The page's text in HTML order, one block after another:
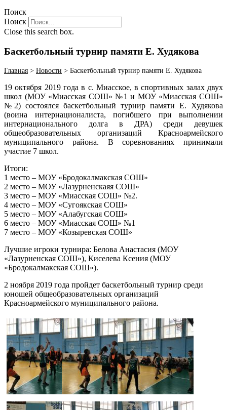
Поиск
Поиск
Close this search box.
Баскетбольный турнир памяти Е. Худякова
Главная > Новости > Баскетбольный турнир памяти Е. Худякова
19 октября 2019 года в с. Миасское, в спортивных залах двух
школ (МОУ «Миасская СОШ» №1 и МОУ «Миасская СОШ»
№2) состоялся баскетбольный турнир памяти Е. Худякова
(воина интернационалиста, погибшего при выполнении
интернационального долга в ДРА) среди девушек
общеобразовательных организаций Красноармейского
муниципального района. В соревнованиях принимали
участие 7 школ.
Итоги:
1 место – МОУ «Бродокалмакская СОШ»
2 место – МОУ «Лазурненскаяя СОШ»
3 место – МОУ «Миасская СОШ» №2.
4 место – МОУ «Сугоякская СОШ»
5 место – МОУ «Алабугская СОШ»
6 место – МОУ «Миасская СОШ» №1
7 место – МОУ «Козыревская СОШ»
Лучшие игроки турнира: Белова Анастасия (МОУ
«Лазурненская СОШ»), Киселева Ксения (МОУ
«Бродокалмакская СОШ»).
2 ноября 2019 года пройдет баскетбольный турнир среди
юношей общеобразовательных организаций
Красноармейского муниципального района.